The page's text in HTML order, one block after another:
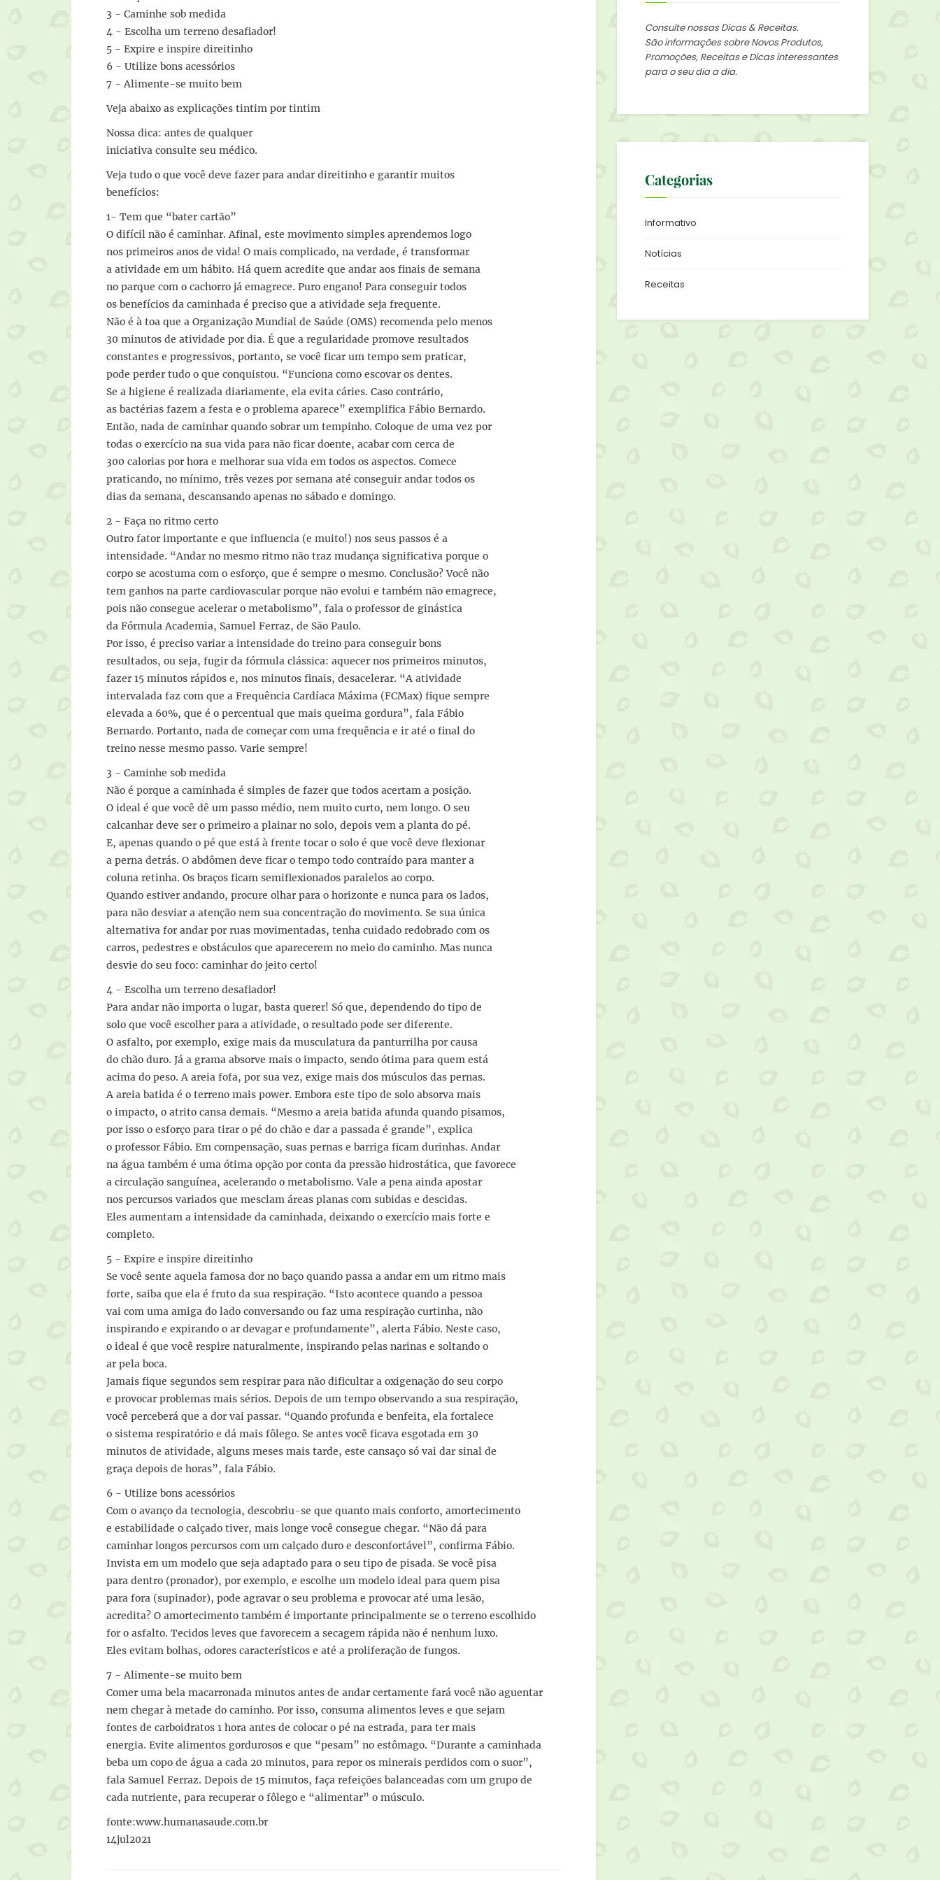
3 - Caminhe sob medida
4 - Escolha um terreno desafiador!
5 - Expire e inspire direitinho
6 - Utilize bons acessórios
7 - Alimente-se muito bem
Veja abaixo as explicações tintim por tintim
Nossa dica: antes de qualquer
iniciativa consulte seu médico.
Veja tudo o que você deve fazer para andar direitinho e garantir muitos
benefícios:
1- Tem que “bater cartão”
O difícil não é caminhar. Afinal, este movimento simples aprendemos logo
nos primeiros anos de vida! O mais complicado, na verdade, é transformar
a atividade em um hábito. Há quem acredite que andar aos finais de semana
no parque com o cachorro já emagrece. Puro engano! Para conseguir todos
os benefícios da caminhada é preciso que a atividade seja frequente.
Não é à toa que a Organização Mundial de Saúde (OMS) recomenda pelo menos
30 minutos de atividade por dia. É que a regularidade promove resultados
constantes e progressivos, portanto, se você ficar um tempo sem praticar,
pode perder tudo o que conquistou. “Funciona como escovar os dentes.
Se a higiene é realizada diariamente, ela evita cáries. Caso contrário,
as bactérias fazem a festa e o problema aparece” exemplifica Fábio Bernardo.
Então, nada de caminhar quando sobrar um tempinho. Coloque de uma vez por
todas o exercício na sua vida para não ficar doente, acabar com cerca de
300 calorias por hora e melhorar sua vida em todos os aspectos. Comece
praticando, no mínimo, três vezes por semana até conseguir andar todos os
dias da semana, descansando apenas no sábado e domingo.
2 - Faça no ritmo certo
Outro fator importante e que influencia (e muito!) nos seus passos é a
intensidade. “Andar no mesmo ritmo não traz mudança significativa porque o
corpo se acostuma com o esforço, que é sempre o mesmo. Conclusão? Você não
tem ganhos na parte cardiovascular porque não evolui e também não emagrece,
pois não consegue acelerar o metabolismo”, fala o professor de ginástica
da Fórmula Academia, Samuel Ferraz, de São Paulo.
Por isso, é preciso variar a intensidade do treino para conseguir bons
resultados, ou seja, fugir da fórmula clássica: aquecer nos primeiros minutos,
fazer 15 minutos rápidos e, nos minutos finais, desacelerar. “A atividade
intervalada faz com que a Frequência Cardíaca Máxima (FCMax) fique sempre
elevada a 60%, que é o percentual que mais queima gordura”, fala Fábio
Bernardo. Portanto, nada de começar com uma frequência e ir até o final do
treino nesse mesmo passo. Varie sempre!
3 - Caminhe sob medida
Não é porque a caminhada é simples de fazer que todos acertam a posição.
O ideal é que você dê um passo médio, nem muito curto, nem longo. O seu
calcanhar deve ser o primeiro a plainar no solo, depois vem a planta do pé.
E, apenas quando o pé que está à frente tocar o solo é que você deve flexionar
a perna detrás. O abdômen deve ficar o tempo todo contraído para manter a
coluna retinha. Os braços ficam semiflexionados paralelos ao corpo.
Quando estiver andando, procure olhar para o horizonte e nunca para os lados,
para não desviar a atenção nem sua concentração do movimento. Se sua única
alternativa for andar por ruas movimentadas, tenha cuidado redobrado com os
carros, pedestres e obstáculos que aparecerem no meio do caminho. Mas nunca
desvie do seu foco: caminhar do jeito certo!
4 - Escolha um terreno desafiador!
Para andar não importa o lugar, basta querer! Só que, dependendo do tipo de
solo que você escolher para a atividade, o resultado pode ser diferente.
O asfalto, por exemplo, exige mais da musculatura da panturrilha por causa
do chão duro. Já a grama absorve mais o impacto, sendo ótima para quem está
acima do peso. A areia fofa, por sua vez, exige mais dos músculos das pernas.
A areia batida é o terreno mais power. Embora este tipo de solo absorva mais
o impacto, o atrito cansa demais. “Mesmo a areia batida afunda quando pisamos,
por isso o esforço para tirar o pé do chão e dar a passada é grande”, explica
o professor Fábio. Em compensação, suas pernas e barriga ficam durinhas. Andar
na água também é uma ótima opção por conta da pressão hidrostática, que favorece
a circulação sanguínea, acelerando o metabolismo. Vale a pena ainda apostar
nos percursos variados que mesclam áreas planas com subidas e descidas.
Eles aumentam a intensidade da caminhada, deixando o exercício mais forte e
completo.
5 - Expire e inspire direitinho
Se você sente aquela famosa dor no baço quando passa a andar em um ritmo mais
forte, saiba que ela é fruto da sua respiração. “Isto acontece quando a pessoa
vai com uma amiga do lado conversando ou faz uma respiração curtinha, não
inspirando e expirando o ar devagar e profundamente”, alerta Fábio. Neste caso,
o ideal é que você respire naturalmente, inspirando pelas narinas e soltando o
ar pela boca.
Jamais fique segundos sem respirar para não dificultar a oxigenação do seu corpo
e provocar problemas mais sérios. Depois de um tempo observando a sua respiração,
você perceberá que a dor vai passar. “Quando profunda e benfeita, ela fortalece
o sistema respiratório e dá mais fôlego. Se antes você ficava esgotada em 30
minutos de atividade, alguns meses mais tarde, este cansaço só vai dar sinal de
graça depois de horas”, fala Fábio.
6 - Utilize bons acessórios
Com o avanço da tecnologia, descobriu-se que quanto mais conforto, amortecimento
e estabilidade o calçado tiver, mais longe você consegue chegar. “Não dá para
caminhar longos percursos com um calçado duro e desconfortável”, confirma Fábio.
Invista em um modelo que seja adaptado para o seu tipo de pisada. Se você pisa
para dentro (pronador), por exemplo, e escolhe um modelo ideal para quem pisa
para fora (supinador), pode agravar o seu problema e provocar até uma lesão,
acredita? O amortecimento também é importante principalmente se o terreno escolhido
for o asfalto. Tecidos leves que favorecem a secagem rápida não é nenhum luxo.
Eles evitam bolhas, odores característicos e até a proliferação de fungos.
7 - Alimente-se muito bem
Comer uma bela macarronada minutos antes de andar certamente fará você não aguentar
nem chegar à metade do caminho. Por isso, consuma alimentos leves e que sejam
fontes de carboidratos 1 hora antes de colocar o pé na estrada, para ter mais
energia. Evite alimentos gordurosos e que “pesam” no estômago. “Durante a caminhada
beba um copo de água a cada 20 minutos, para repor os minerais perdidos com o suor”,
fala Samuel Ferraz. Depois de 15 minutos, faça refeições balanceadas com um grupo de
cada nutriente, para recuperar o fôlego e “alimentar” o músculo.
fonte:www.humanasaude.com.br
14jul2021
Consulte nossas Dicas & Receitas.
São informações sobre Novos Produtos,
Promoções, Receitas e Dicas interessantes
para o seu dia a dia.
Categorias
Informativo
Notícias
Receitas